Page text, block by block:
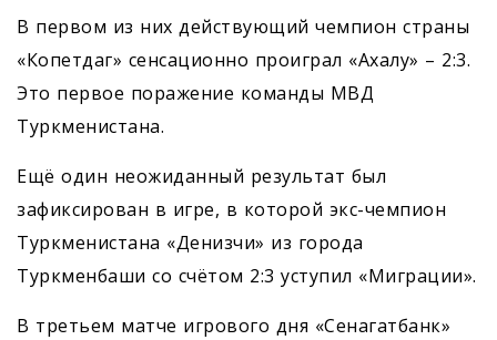
В первом из них действующий чемпион страны
«Копетдаг» сенсационно проиграл «Ахалу» – 2:3.
Это первое поражение команды МВД
Туркменистана.
Ещё один неожиданный результат был
зафиксирован в игре, в которой экс-чемпион
Туркменистана «Денизчи» из города
Туркменбаши со счётом 2:3 уступил «Миграции».
В третьем матче игрового дня «Сенагатбанк»